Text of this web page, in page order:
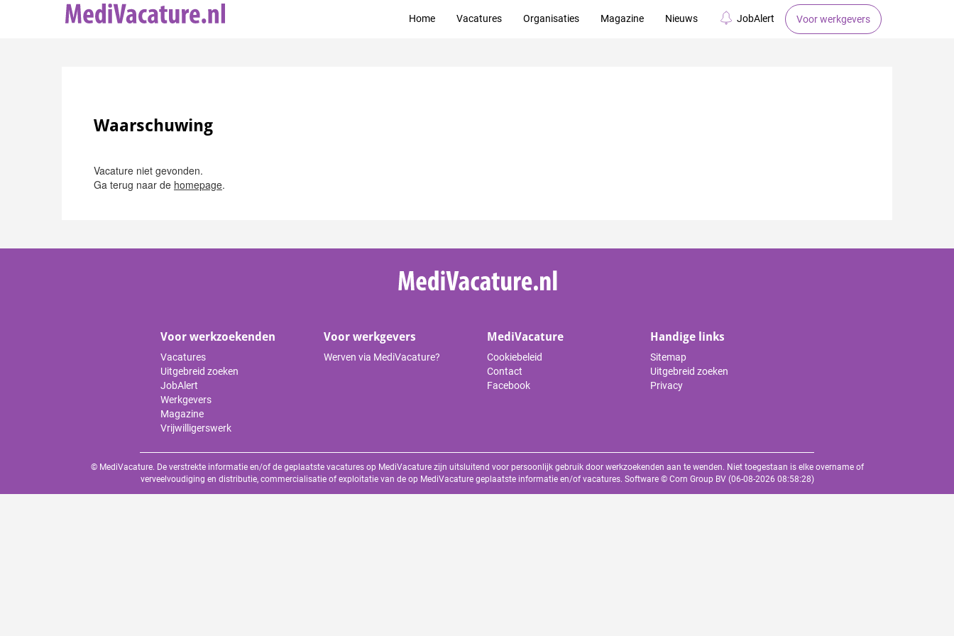
Home Vacatures Organisaties Magazine Nieuws JobAlert Voor werkgevers
Waarschuwing
Vacature niet gevonden.
Ga terug naar de homepage.
Voor werkzoekenden
Vacatures
Uitgebreid zoeken
JobAlert
Werkgevers
Magazine
Vrijwilligerswerk
Voor werkgevers
Werven via MediVacature?
MediVacature
Cookiebeleid
Contact
Facebook
Handige links
Sitemap
Uitgebreid zoeken
Privacy
© MediVacature. De verstrekte informatie en/of de geplaatste vacatures op MediVacature zijn uitsluitend voor persoonlijk gebruik door werkzoekenden aan te wenden. Niet toegestaan is elke overname of
verveelvoudiging en distributie, commercialisatie of exploitatie van de op MediVacature geplaatste informatie en/of vacatures. Software © Corn Group BV(06-08-2026 08:58:28)